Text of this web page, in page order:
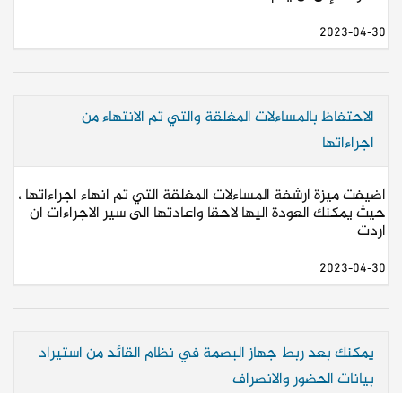
2023-04-30
الاحتفاظ بالمساءلات المغلقة والتي تم الانتهاء من
اجراءاتها
اضيفت ميزة ارشفة المساءلات المغلقة التي تم انهاء اجراءاتها ،
حيث يمكنك العودة اليها لاحقا واعادتها الى سير الاجراءات ان
اردت
2023-04-30
يمكنك بعد ربط جهاز البصمة في نظام القائد من استيراد
بيانات الحضور والانصراف